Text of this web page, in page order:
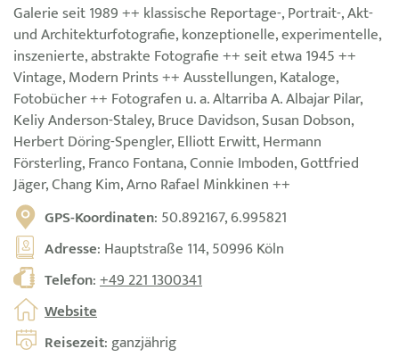
Galerie seit 1989 ++ klassische Reportage-, Portrait-, Akt-
und Architekturfotografie, konzeptionelle, experimentelle,
inszenierte, abstrakte Fotografie ++ seit etwa 1945 ++
Vintage, Modern Prints ++ Ausstellungen, Kataloge,
Fotobücher ++ Fotografen u. a. Altarriba A. Albajar Pilar,
Keliy Anderson-Staley, Bruce Davidson, Susan Dobson,
Herbert Döring-Spengler, Elliott Erwitt, Hermann
Försterling, Franco Fontana, Connie Imboden, Gottfried
Jäger, Chang Kim, Arno Rafael Minkkinen ++
GPS-Koordinaten: 50.892167, 6.995821
Adresse: Hauptstraße 114, 50996 Köln
Telefon:+49 221 1300341
Website
Reisezeit: ganzjährig